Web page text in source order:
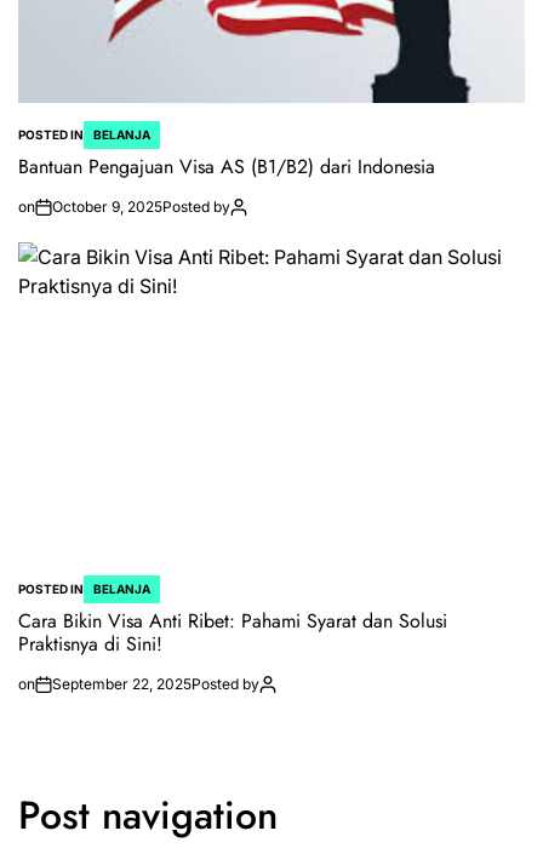
POSTED IN BELANJA
Bantuan Pengajuan Visa AS (B1/B2) dari Indonesia
on October 9, 2025Posted by
POSTED IN BELANJA
Cara Bikin Visa Anti Ribet: Pahami Syarat dan Solusi
Praktisnya di Sini!
on September 22, 2025Posted by
Post navigation